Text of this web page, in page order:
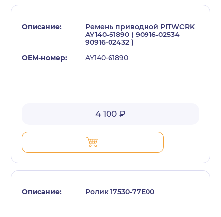
Ремень приводной PITWORK
AY140-61890 ( 90916-02534
90916-02432 )
AY140-61890
4 100 ₽
Ролик 17530-77E00